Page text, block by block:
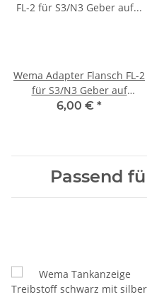
Wema Adapter Flansch FL-2
für S3/N3 Geber auf
SAE5/S5 zu 1-1/4"" (32mm)
6,00 € *
Passend